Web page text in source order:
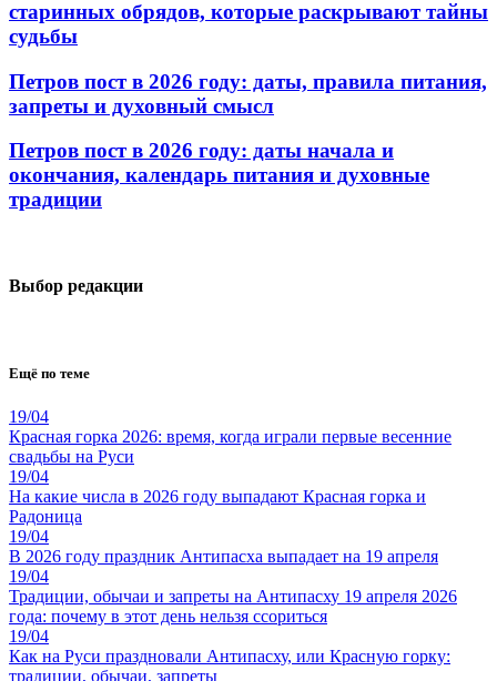
старинных обрядов, которые раскрывают тайны
судьбы
Петров пост в 2026 году: даты, правила питания,
запреты и духовный смысл
Петров пост в 2026 году: даты начала и
окончания, календарь питания и духовные
традиции
Выбор редакции
Ещё по теме
19/04
Красная горка 2026: время, когда играли первые весенние
свадьбы на Руси
19/04
На какие числа в 2026 году выпадают Красная горка и
Радоница
19/04
В 2026 году праздник Антипасха выпадает на 19 апреля
19/04
Традиции, обычаи и запреты на Антипасху 19 апреля 2026
года: почему в этот день нельзя ссориться
19/04
Как на Руси праздновали Антипасху, или Красную горку:
традиции, обычаи, запреты